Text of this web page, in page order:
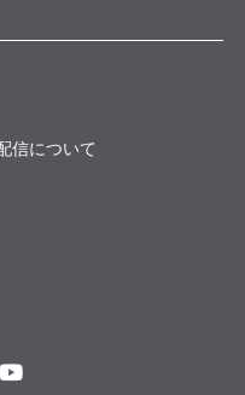
信について